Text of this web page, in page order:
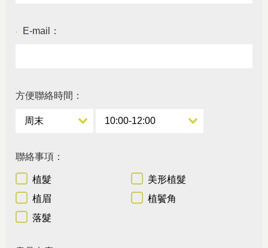
● E-mail：
方便聯絡時間：
聯絡事項：
植髮
美形植髮
植眉
植鬢角
落髮